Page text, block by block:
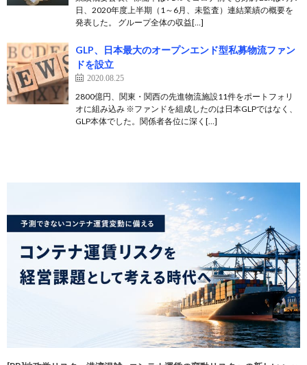
日、2020年度上半期（1～6月、未監査）連結業績の概要を
発表した。 グループ全体の収益[…]
GLP、日本最大のオープンエンド型私募物流ファン
ドを設立
2020.08.25
2800億円、関東・関西の先進物流施設11件をポートフォリ
オに組み込み ※ファンドを組成したのは日本GLPではなく、
GLP本体でした。関係者各位に深く[…]